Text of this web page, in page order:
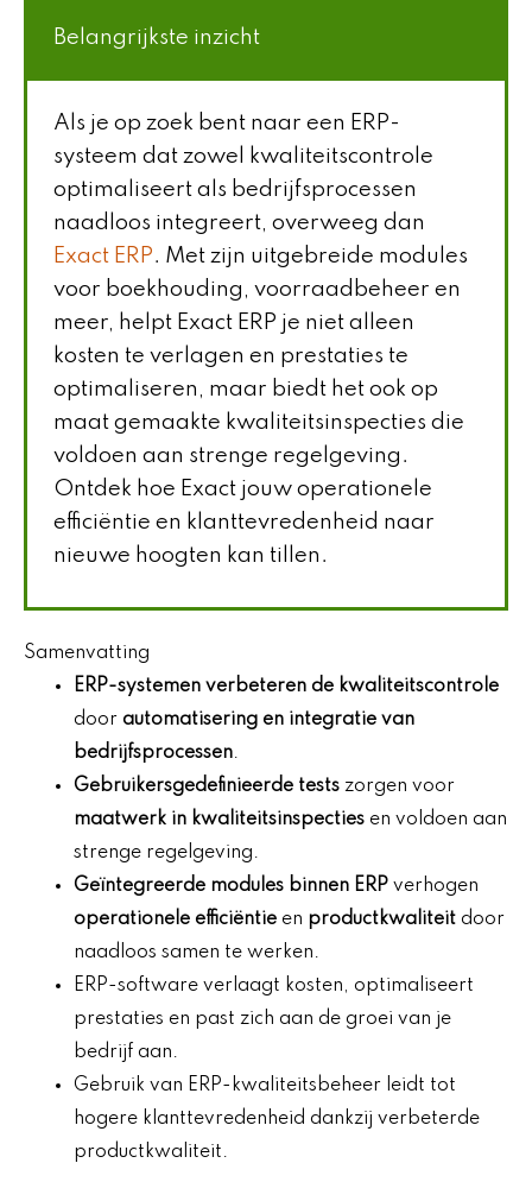
Belangrijkste inzicht
Als je op zoek bent naar een ERP-
systeem dat zowel kwaliteitscontrole
optimaliseert als bedrijfsprocessen
naadloos integreert, overweeg dan
Exact ERP. Met zijn uitgebreide modules
voor boekhouding, voorraadbeheer en
meer, helpt Exact ERP je niet alleen
kosten te verlagen en prestaties te
optimaliseren, maar biedt het ook op
maat gemaakte kwaliteitsinspecties die
voldoen aan strenge regelgeving.
Ontdek hoe Exact jouw operationele
efficiëntie en klanttevredenheid naar
nieuwe hoogten kan tillen.
Samenvatting
ERP-systemen verbeteren de kwaliteitscontrole
door automatisering en integratie van
bedrijfsprocessen.
Gebruikersgedefinieerde tests zorgen voor
maatwerk in kwaliteitsinspecties en voldoen aan
strenge regelgeving.
Geïntegreerde modules binnen ERP verhogen
operationele efficiëntie en productkwaliteit door
naadloos samen te werken.
ERP-software verlaagt kosten, optimaliseert
prestaties en past zich aan de groei van je
bedrijf aan.
Gebruik van ERP-kwaliteitsbeheer leidt tot
hogere klanttevredenheid dankzij verbeterde
productkwaliteit.